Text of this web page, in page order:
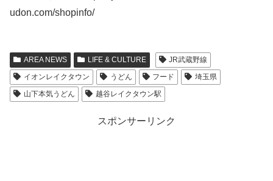
udon.com/shopinfo/
AREA NEWS LIFE & CULTURE
JR武蔵野線
イオンレイクタウン
うどん フード
埼玉県
山下本気うどん
越谷レイクタウン駅
スポンサーリンク